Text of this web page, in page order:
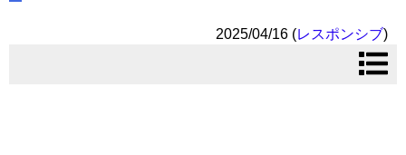
2025/04/16 (レスポンシブ)